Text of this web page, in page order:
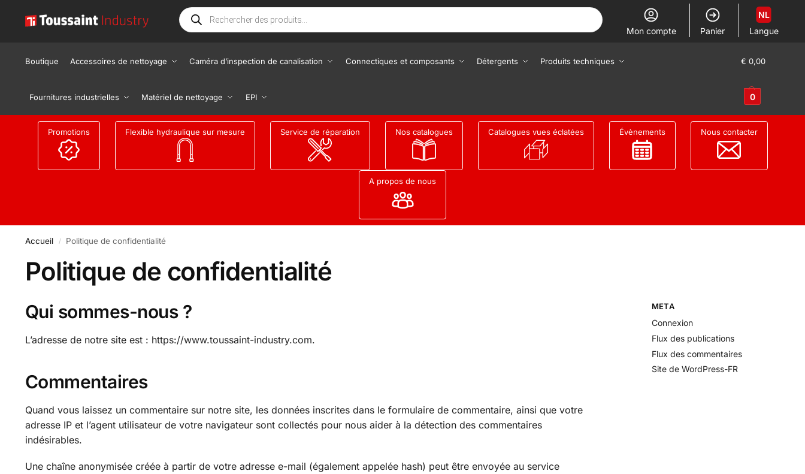
Mon compte Panier Langue
NL
Boutique Accessoires de nettoyage Caméra d’inspection de canalisation Connectiques et composants Détergents Produits techniques
Fournitures industrielles Matériel de nettoyage EPI
€ 0,00
0
Promotions Flexible hydraulique sur mesure Service de réparation Nos catalogues Catalogues vues éclatées Évènements Nous contacter
A propos de nous
Accueil / Politique de confidentialité
Politique de confidentialité
Qui sommes-nous ?
L’adresse de notre site est : https://www.toussaint-industry.com.
Commentaires
Quand vous laissez un commentaire sur notre site, les données inscrites dans le formulaire de commentaire, ainsi que votre
adresse IP et l’agent utilisateur de votre navigateur sont collectés pour nous aider à la détection des commentaires
indésirables.
Une chaîne anonymisée créée à partir de votre adresse e-mail (également appelée hash) peut être envoyée au service
META
Connexion
Flux des publications
Flux des commentaires
Site de WordPress-FR